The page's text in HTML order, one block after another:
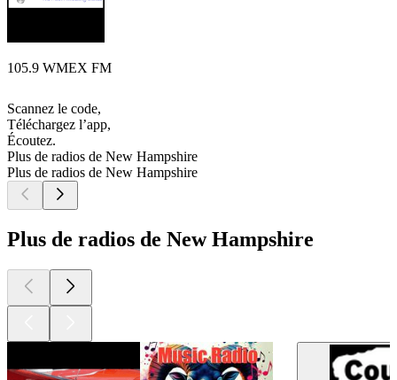
105.9 WMEX FM
Scannez le code,
Téléchargez l’app,
Écoutez.
Plus de radios de New Hampshire
Plus de radios de New Hampshire
Plus de radios de New Hampshire